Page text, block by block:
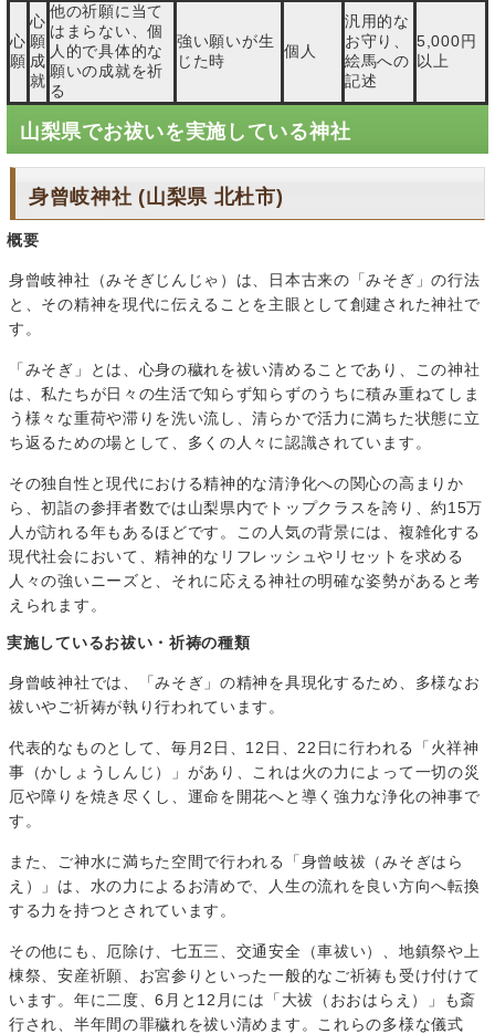
心
願
心
願
成
就
他の祈願に当て
はまらない、個
人的で具体的な
願いの成就を祈
る
強い願いが生
じた時
個人
汎用的な
お守り、
絵馬への
記述
5,000円
以上
山梨県でお祓いを実施している神社
身曾岐神社 (山梨県 北杜市)
概要
身曾岐神社（みそぎじんじゃ）は、日本古来の「みそぎ」の行法
と、その精神を現代に伝えることを主眼として創建された神社で
す。
「みそぎ」とは、心身の穢れを祓い清めることであり、この神社
は、私たちが日々の生活で知らず知らずのうちに積み重ねてしま
う様々な重荷や滞りを洗い流し、清らかで活力に満ちた状態に立
ち返るための場として、多くの人々に認識されています。
その独自性と現代における精神的な清浄化への関心の高まりか
ら、初詣の参拝者数では山梨県内でトップクラスを誇り、約15万
人が訪れる年もあるほどです。この人気の背景には、複雑化する
現代社会において、精神的なリフレッシュやリセットを求める
人々の強いニーズと、それに応える神社の明確な姿勢があると考
えられます。
実施しているお祓い・祈祷の種類
身曾岐神社では、「みそぎ」の精神を具現化するため、多様なお
祓いやご祈祷が執り行われています。
代表的なものとして、毎月2日、12日、22日に行われる「火祥神
事（かしょうしんじ）」があり、これは火の力によって一切の災
厄や障りを焼き尽くし、運命を開花へと導く強力な浄化の神事で
す。
また、ご神水に満ちた空間で行われる「身曾岐祓（みそぎはら
え）」は、水の力によるお清めで、人生の流れを良い方向へ転換
する力を持つとされています。
その他にも、厄除け、七五三、交通安全（車祓い）、地鎮祭や上
棟祭、安産祈願、お宮参りといった一般的なご祈祷も受け付けて
います。年に二度、6月と12月には「大祓（おおはらえ）」も斎
行され、半年間の罪穢れを祓い清めます。これらの多様な儀式